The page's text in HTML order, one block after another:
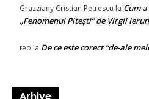
Grazziany Cristian Petrescu la Cum
„Fenomenul Pitești” de Virgil
teo la De ce este corect “de-ale